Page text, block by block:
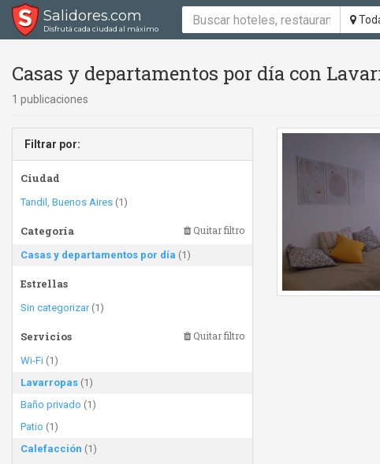
Salidores.com
Disfrutá cada ciudad al máximo
Casas y departamentos por día con
1 publicaciones
Filtrar por:
Ciudad
Tandil, Buenos Aires (1)
Categoría Quitar filtro
Casas y departamentos por día (1)
Estrellas
Sin categorizar(1)
Servicios Quitar filtro
Wi-Fi (1)
Lavarropas (1)
Baño privado (1)
Patio (1)
Calefacción (1)